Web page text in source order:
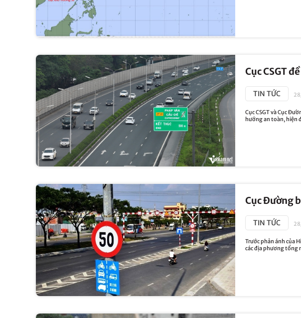
Cục CSGT
TIN TỨC
Cục CSGT và Cục
hướng an toàn, hiện
Cục Đường
TIN TỨC
Trước phản ánh của
các địa phương tổng